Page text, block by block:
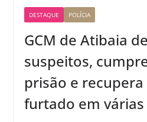
DESTAQUE POLÍCIA
GCM de Atibaia
suspeitos,
prisão e
furtado em várias